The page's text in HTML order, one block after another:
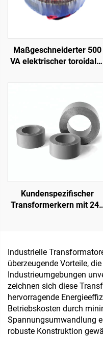
Maßgeschneiderter 500
VA elektrischer toroidaler
Audioverstärker Klasse
Leistungsverstärker
Kundenspezifischer
Transformerkern mit 240
Frequenz
Industrielle
überzeugende Vorteile,
Industrieumgebungen
zeichnen sich diese
hervorragende
Betriebskosten durch
Spannungsumwandlung
robuste Konstruktion